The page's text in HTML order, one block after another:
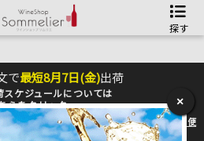
探す
で最短8月7日(金)出荷
スケジュールについては
らをクリック
遅れが生じております。最新情報は佐川急便
をご確認下さい。
×